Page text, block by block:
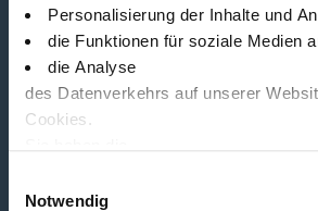
Personalisierung der Inhalte und
die Funktionen für soziale Medien
die Analyse
des Datenverkehrs auf unserer
Cookies.
Keine Panik, Sie können Ihre
Notwendig